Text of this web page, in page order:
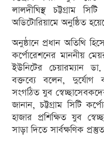
লালদীঘিস্থ চট্টগ্রাম
অডিটোরিয়ামে অনুষ্ঠিত
অনুষ্ঠানে প্রধান অতিথি
কর্পোরেশনের মাননীয়
ইউনিটের চেয়ারম্যান
বক্তব্যে বলেন, দুর্যোগ
সংগঠিত যুব
জানান, চট্টগ্রাম সিটি
হাজার প্রশিক্ষিত যুব
সাড়া দিতে সার্বক্ষণিক